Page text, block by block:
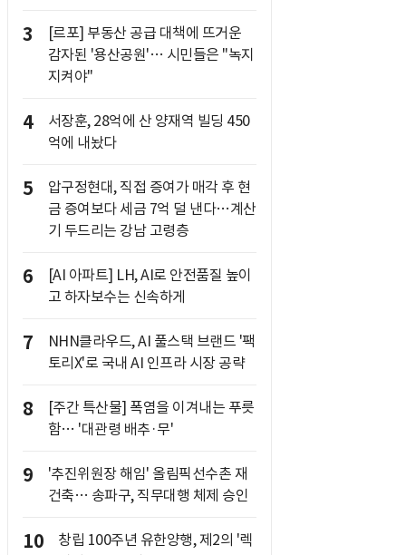
3
[르포] 부동산 공급 대책에 뜨거운
감자된 '용산공원'… 시민들은 "녹지
지켜야"
4
서장훈, 28억에 산 양재역 빌딩 450
억에 내놨다
5
압구정현대, 직접 증여가 매각 후 현
금 증여보다 세금 7억 덜 낸다…계산
기 두드리는 강남 고령층
6
[AI 아파트] LH, AI로 안전품질 높이
고 하자보수는 신속하게
7
NHN클라우드, AI 풀스택 브랜드 '팩
토리X'로 국내 AI 인프라 시장 공략
8
[주간 특산물] 폭염을 이겨내는 푸릇
함… '대관령 배추·무'
9
'추진위원장 해임' 올림픽선수촌 재
건축… 송파구, 직무대행 체제 승인
10
창립 100주년 유한양행, 제2의 '렉